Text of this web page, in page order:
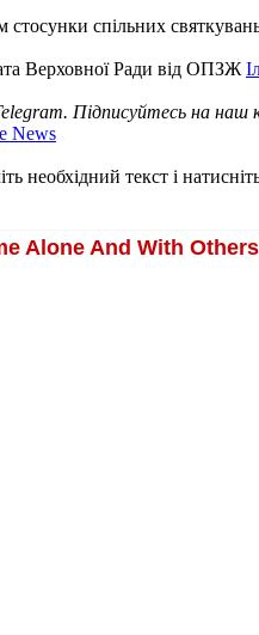
спільних
Верховної Ради від ОПЗЖ
Підписуйтесь на наш
News
необхідний текст і